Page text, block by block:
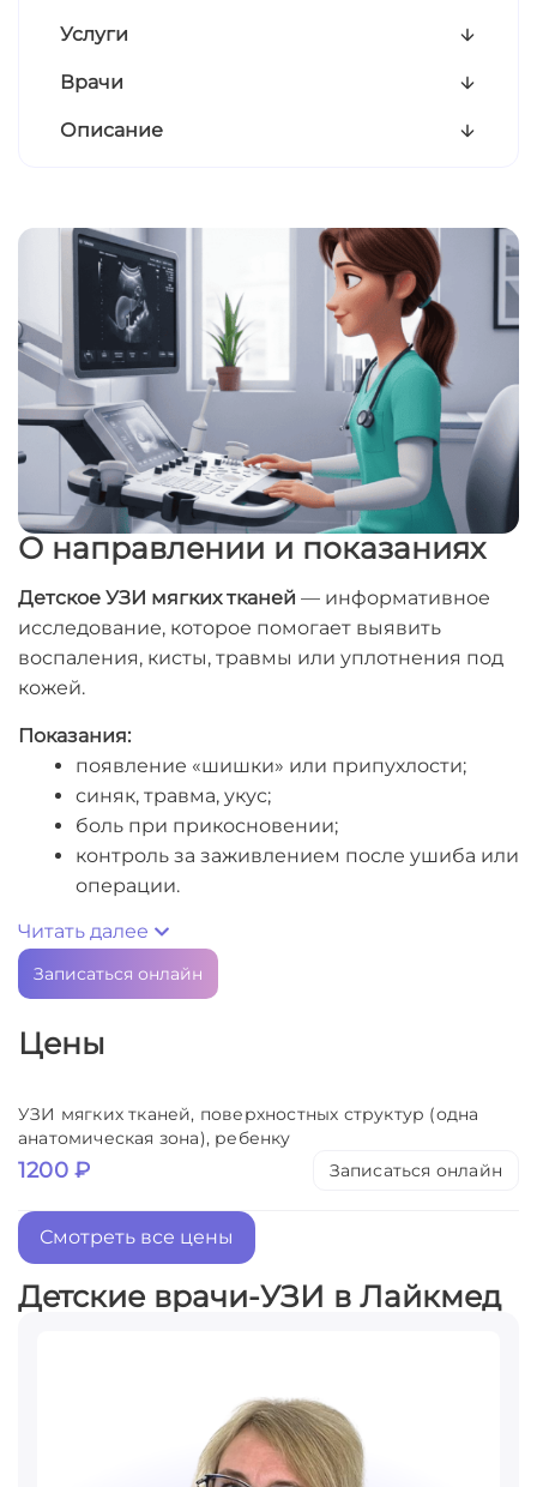
Услуги
Врачи
Описание
О направлении и показаниях
Детское УЗИ мягких тканей — информативное
исследование, которое помогает выявить
воспаления, кисты, травмы или уплотнения под
кожей.
Показания:
появление «шишки» или припухлости;
синяк, травма, укус;
боль при прикосновении;
контроль за заживлением после ушиба или
операции.
Читать далее
Записаться онлайн
Цены
УЗИ мягких тканей, поверхностных структур (одна
анатомическая зона), ребенку
1200 ₽ Записаться онлайн
Смотреть все цены
Детские врачи-УЗИ в Лайкмед